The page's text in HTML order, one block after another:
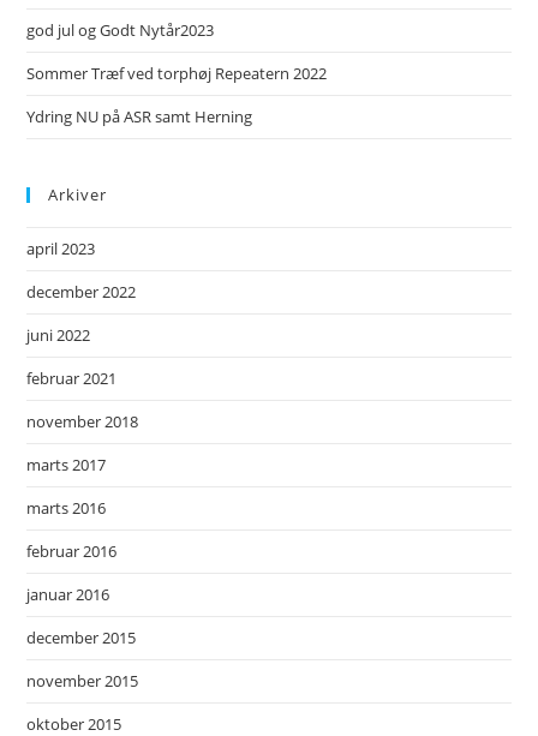
god jul og Godt Nytår2023
Sommer Træf ved torphøj Repeatern 2022
Ydring NU på ASR samt Herning
Arkiver
april 2023
december 2022
juni 2022
februar 2021
november 2018
marts 2017
marts 2016
februar 2016
januar 2016
december 2015
november 2015
oktober 2015